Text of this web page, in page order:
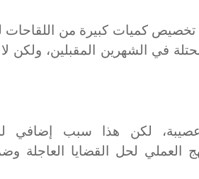
كميات كبيرة من اللقاحات
في الشهرين المقبلين، ولكن
لكن هذا سبب إضافي
العملي لحل القضايا العاجلة